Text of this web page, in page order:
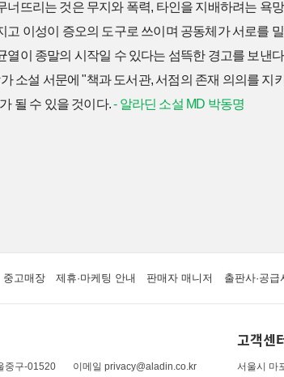
뜨리는 것은 무지와 폭력, 타인을 지배하려는 욕
이성이 증오의 도구로 쓰이며 공동체가 서로를
이 종말의 시작일 수 있다는 섬뜩한 경고를 보낸
소설 서문에 "책과 도서관, 서점의 존재 의의를 지
될 수 있을 것이다.- 알라딘 소설 MD 박동명
중고매장 제휴·마케팅 안내 판매자 매니저 출판사·공급
중구-01520 이메일 privacy@aladin.co.kr
고객센
서울시 마